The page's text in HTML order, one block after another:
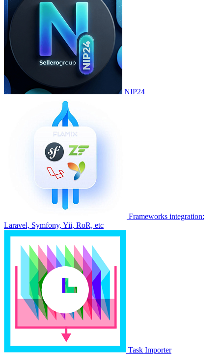
NIP24
Frameworks integration:
Laravel, Symfony, Yii, RoR, etc
Task Importer